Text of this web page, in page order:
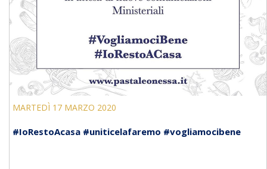
MARTEDÌ 17 MARZO 2020
#IoRestoAcasa #uniticelafaremo #vogliamocibene